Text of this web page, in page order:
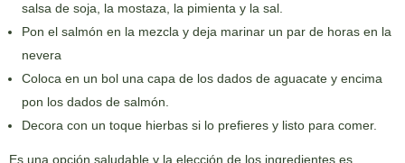
salsa de soja, la mostaza, la pimienta y la sal.
Pon el salmón en la mezcla y deja marinar un par de horas en la
nevera
Coloca en un bol una capa de los dados de aguacate y encima
pon los dados de salmón.
Decora con un toque hierbas si lo prefieres y listo para comer.
Es una opción saludable y la elección de los ingredientes es